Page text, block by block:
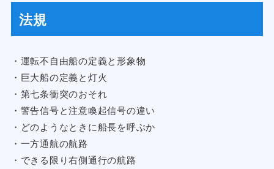
法規
・運転不自由船の定義と形象物
・巨大船の定義と灯火
・第七条衝突のおそれ
・警告信号と注意喚起信号の違い
・どのようなときに船長を呼ぶか
・一方通航の航路
・できる限り右側通行の航路